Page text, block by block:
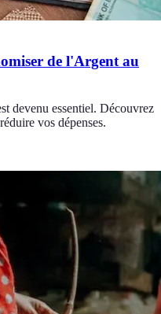
de l'Argent au
devenu essentiel. Découvrez
vos dépenses.